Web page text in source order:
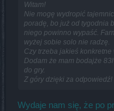
Witam!
Nie mogę wydropić
poradę, bo już od tygodnia
niego powinno wypaść.
wyżej sobie solo nie radzę.
Czy trzeba jakieś konkretne
Dodam że mam bodajże
do gry.
Z góry dzięki za odpowiedź!
Wydaje nam się, że po